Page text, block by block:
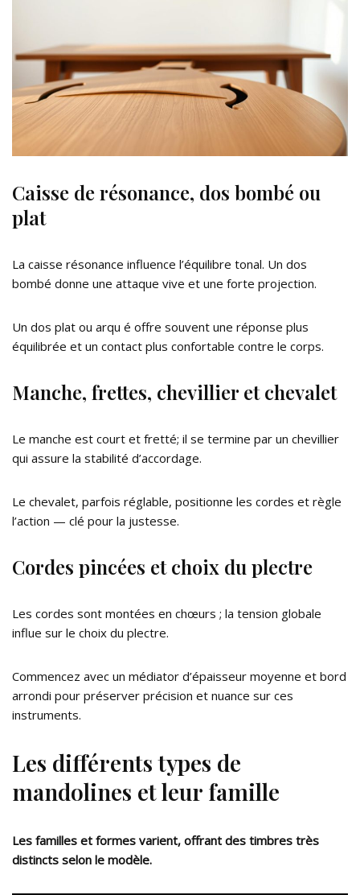
Caisse de résonance, dos bombé ou
plat
La caisse résonance influence l’équilibre tonal. Un dos
bombé donne une attaque vive et une forte projection.
Un dos plat ou arqu é offre souvent une réponse plus
équilibrée et un contact plus confortable contre le corps.
Manche, frettes, chevillier et chevalet
Le manche est court et fretté; il se termine par un chevillier
qui assure la stabilité d’accordage.
Le chevalet, parfois réglable, positionne les cordes et règle
l’action — clé pour la justesse.
Cordes pincées et choix du plectre
Les cordes sont montées en chœurs ; la tension globale
influe sur le choix du plectre.
Commencez avec un médiator d’épaisseur moyenne et bord
arrondi pour préserver précision et nuance sur ces
instruments.
Les différents types de
mandolines et leur famille
Les familles et formes varient, offrant des timbres très
distincts selon le modèle.